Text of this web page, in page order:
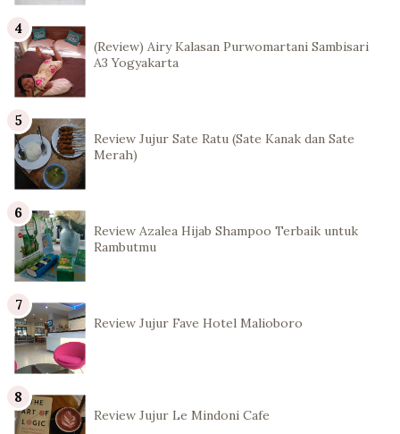
(Review) Airy Kalasan Purwomartani Sambisari
A3 Yogyakarta
Review Jujur Sate Ratu (Sate Kanak dan Sate
Merah)
Review Azalea Hijab Shampoo Terbaik untuk
Rambutmu
Review Jujur Fave Hotel Malioboro
Review Jujur Le Mindoni Cafe